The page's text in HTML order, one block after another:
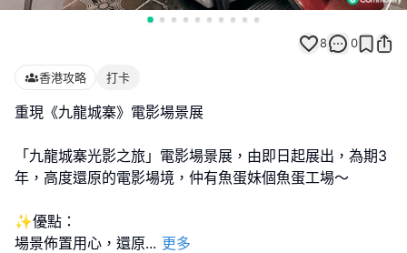
8 0
香港攻略 打卡
重現《九龍城寨》電影場景展
「九龍城寨光影之旅」電影場景展，由即日起展出，為期3
年，高度還原的電影場境，仲有魚蛋妹個魚蛋工場～
✨優點：
場景佈置用心，還原... 更多